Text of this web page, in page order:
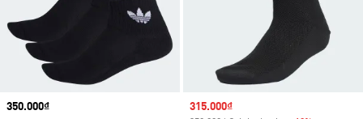
Price
350.000₫
Sale price
315.000₫